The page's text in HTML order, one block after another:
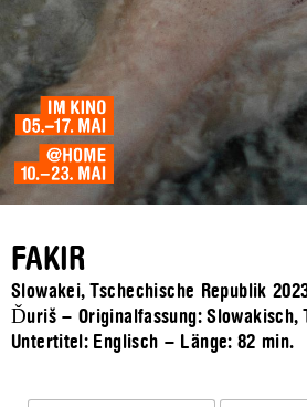
FAKIR
Slowakei, Tschechische Republik
Ďuriš – Originalfassung: Slowakisch,
Untertitel: Englisch – Länge:82 min.